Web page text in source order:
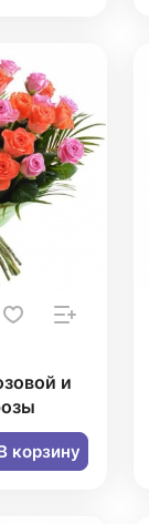
и
корзину